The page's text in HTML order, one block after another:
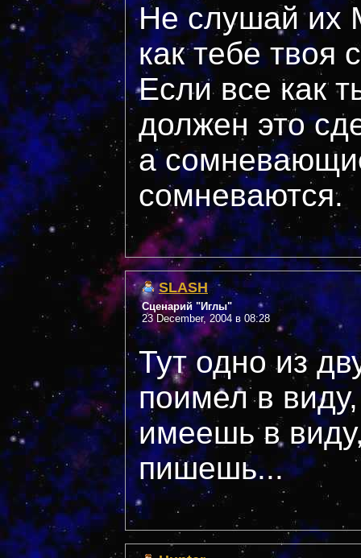
Не слушай их
как тебе твоя
Если все как
должен это
а
сомневаются.
SLASH
Сценарий "Иглы"
23 December, 2004 в 08:28
Тут одно из
поимел в
имеешь в
пишешь...